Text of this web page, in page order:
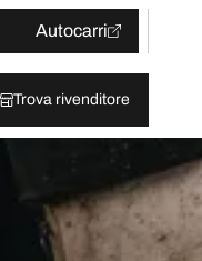
Autocarri
Trova rivenditore